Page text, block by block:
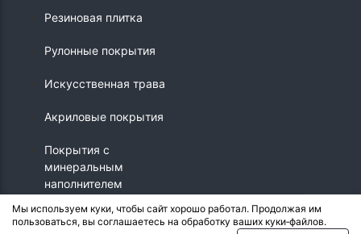
Резиновая плитка
Рулонные покрытия
Искусственная трава
Акриловые покрытия
Покрытия с
минеральным
наполнителем
Мы используем куки, чтобы сайт хорошо работал. Продолжая им
пользоваться, вы соглашаетесь на обработку ваших куки‑файлов.